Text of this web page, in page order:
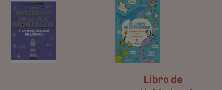
Libro de